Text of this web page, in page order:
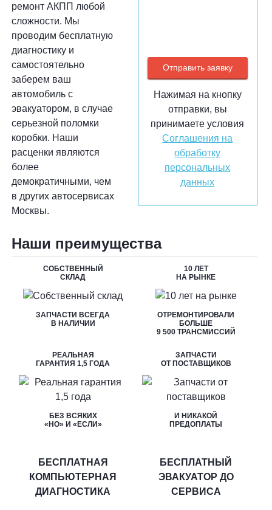
ремонт АКПП любой
сложности. Мы
проводим бесплатную
диагностику и
самостоятельно
заберем ваш
автомобиль с
эвакуатором, в случае
серьезной поломки
коробки. Наши
расценки являются
более
демократичными, чем
в других автосервисах
Москвы.
Нажимая на кнопку
отправки, вы
принимаете условия
Соглашения на
обработку
персональных
данных
Наши преимущества
СОБСТВЕННЫЙ
СКЛАД
ЗАПЧАСТИ ВСЕГДА
В НАЛИЧИИ
10 ЛЕТ
НА РЫНКЕ
ОТРЕМОНТИРОВАЛИ
БОЛЬШЕ
9 500 ТРАНСМИССИЙ
РЕАЛЬНАЯ
ГАРАНТИЯ 1,5 ГОДА
БЕЗ ВСЯКИХ
«НО» И «ЕСЛИ»
ЗАПЧАСТИ
ОТ ПОСТАВЩИКОВ
И НИКАКОЙ
ПРЕДОПЛАТЫ
БЕСПЛАТНАЯ
КОМПЬЮТЕРНАЯ
ДИАГНОСТИКА
БЕСПЛАТНЫЙ
ЭВАКУАТОР ДО
СЕРВИСА